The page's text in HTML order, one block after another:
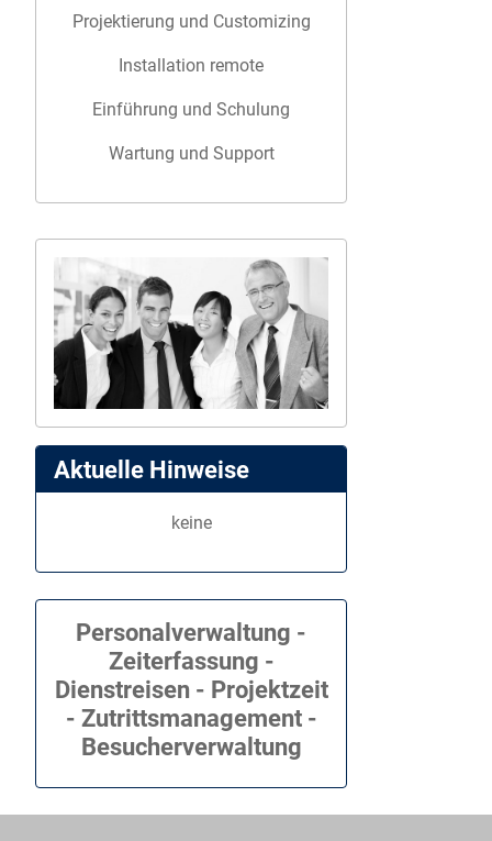
Aktuelle Hinweise
keine
Projektierung und Customizing
Installation remote
Einführung und Schulung
Wartung und Support
Personalverwaltung -
Zeiterfassung -
Dienstreisen - Projektzeit
- Zutrittsmanagement -
Besucherverwaltung